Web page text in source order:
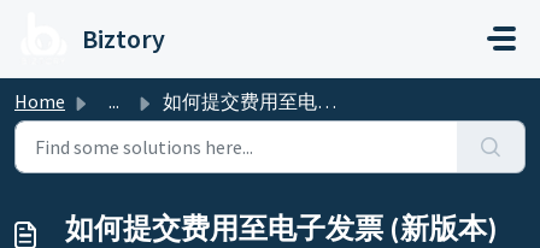
Biztory
Home ... 如何提交费用至电子发票 (新版本)
如何提交费用至电子发票 (新版本)